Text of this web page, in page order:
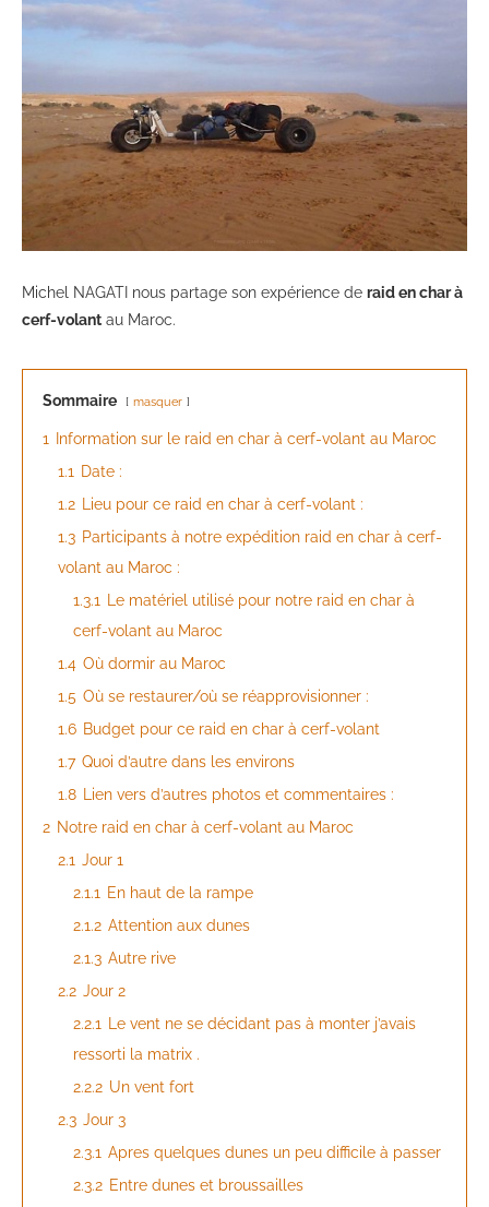
Michel NAGATI nous partage son expérience de raid en char à
cerf-volant au Maroc.
Sommaire masquer
1
Information sur le raid en char à cerf-volant au Maroc
1.1
Date :
1.2
Lieu pour ce raid en char à cerf-volant :
1.3 Participants à notre expédition raid en char à cerf-
volant au Maroc :
1.3.1
Le matériel utilisé pour notre raid en char à
cerf-volant au Maroc
1.4 Où dormir au Maroc
1.5 Où se restaurer/où se réapprovisionner :
1.6 Budget pour ce raid en char à cerf-volant
1.7 Quoi d’autre dans les environs
1.8
Lien vers d’autres photos et commentaires :
2 Notre raid en char à cerf-volant au Maroc
2.1 Jour 1
2.1.1
En haut de la rampe
2.1.2 Attention aux dunes
2.1.3 Autre rive
2.2 Jour 2
2.2.1
Le vent ne se décidant pas à monter j’avais
ressorti la matrix .
2.2.2 Un vent fort
2.3 Jour 3
2.3.1 Apres quelques dunes un peu difficile à passer
2.3.2 Entre dunes et broussailles